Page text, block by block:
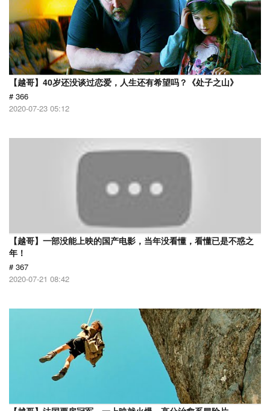
【越哥】40岁还没谈过恋爱，人生还有希望吗？《处子之山》
# 366
2020-07-23 05:12
【越哥】一部没能上映的国产电影，当年没看懂，看懂已是不惑之
年！
# 367
2020-07-21 08:42